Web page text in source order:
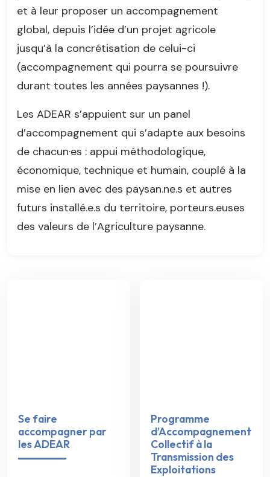
et à leur proposer un accompagnement
global, depuis l’idée d’un projet agricole
jusqu’à la concrétisation de celui-ci
(accompagnement qui pourra se poursuivre
durant toutes les années paysannes !).
Les ADEAR s’appuient sur un panel
d’accompagnement qui s’adapte aux besoins
de chacun·es : appui méthodologique,
économique, technique et humain, couplé à la
mise en lien avec des paysan.ne.s et autres
futurs installé.e.s du territoire, porteurs.euses
des valeurs de l’Agriculture paysanne.
Se faire
accompagner par
les ADEAR
Programme
d’Accompagnement
Collectif à la
Transmission des
Exploitations